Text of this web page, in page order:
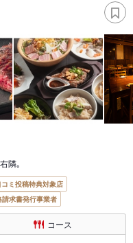
隣｡
コミ投稿特典対象店
請求書発行事業者
コース